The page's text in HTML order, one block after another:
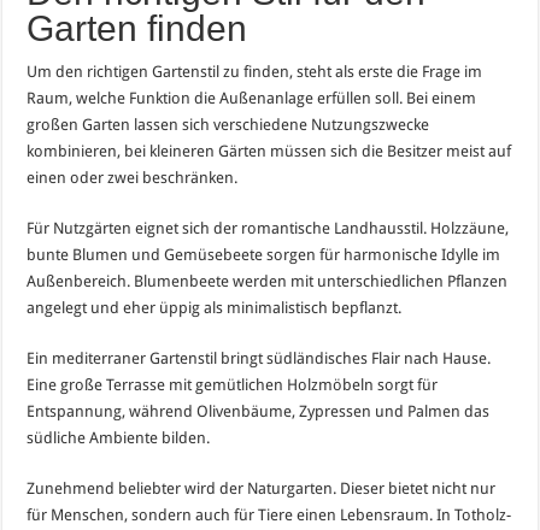
Garten finden
Um den richtigen Gartenstil zu finden, steht als erste die Frage im
Raum, welche Funktion die Außenanlage erfüllen soll. Bei einem
großen Garten lassen sich verschiedene Nutzungszwecke
kombinieren, bei kleineren Gärten müssen sich die Besitzer meist auf
einen oder zwei beschränken.
Für Nutzgärten eignet sich der romantische Landhausstil. Holzzäune,
bunte Blumen und Gemüsebeete sorgen für harmonische Idylle im
Außenbereich. Blumenbeete werden mit unterschiedlichen Pflanzen
angelegt und eher üppig als minimalistisch bepflanzt.
Ein mediterraner Gartenstil bringt südländisches Flair nach Hause.
Eine große Terrasse mit gemütlichen Holzmöbeln sorgt für
Entspannung, während Olivenbäume, Zypressen und Palmen das
südliche Ambiente bilden.
Zunehmend beliebter wird der Naturgarten. Dieser bietet nicht nur
für Menschen, sondern auch für Tiere einen Lebensraum. In Totholz-